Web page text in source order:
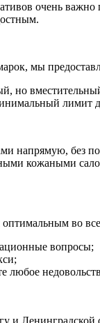
очень
мы
но
лимит
напрямую, без
кожаными
оптимальным во
вопросы;
любое